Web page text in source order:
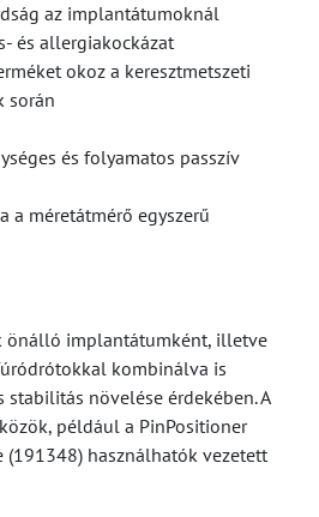
az implantátumoknál
és allergiakockázat
okoz a keresztmetszeti
során
és folyamatos passzív
a méretátmérő egyszerű
önálló implantátumként, illetve
kombinálva is
növelése érdekében. A
például a PinPositioner
(191348) használhatók vezetett